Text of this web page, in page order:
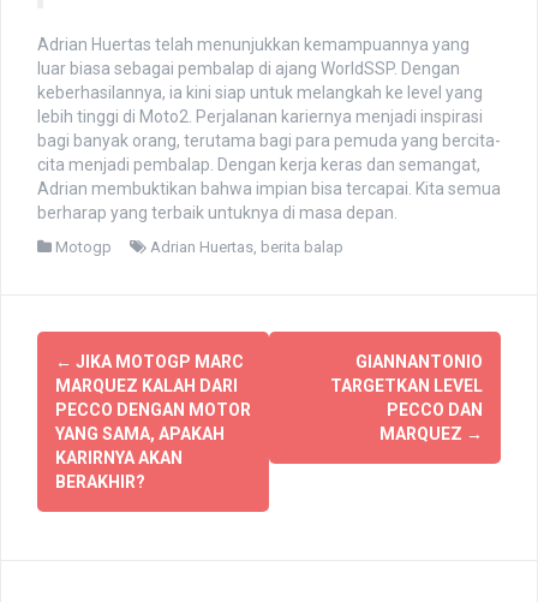
Adrian Huertas telah menunjukkan kemampuannya yang
luar biasa sebagai pembalap di ajang WorldSSP. Dengan
keberhasilannya, ia kini siap untuk melangkah ke level yang
lebih tinggi di Moto2. Perjalanan kariernya menjadi inspirasi
bagi banyak orang, terutama bagi para pemuda yang bercita-
cita menjadi pembalap. Dengan kerja keras dan semangat,
Adrian membuktikan bahwa impian bisa tercapai. Kita semua
berharap yang terbaik untuknya di masa depan.
Motogp Adrian Huertas, berita balap
Post
navigation
← JIKA MOTOGP MARC
MARQUEZ KALAH DARI
PECCO DENGAN MOTOR
YANG SAMA, APAKAH
KARIRNYA AKAN
BERAKHIR?
GIANNANTONIO
TARGETKAN LEVEL
PECCO DAN
MARQUEZ →